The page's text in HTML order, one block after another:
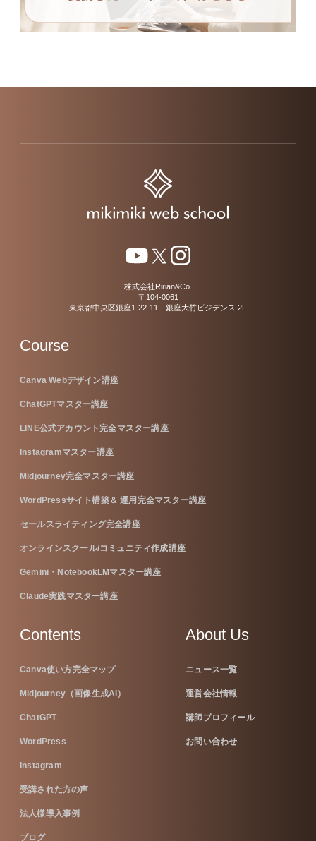
株式会社Ririan&Co.
〒104-0061
東京都中央区銀座1-22-11 銀座大竹ビジデンス 2F
Course
Canva Webデザイン講座
ChatGPTマスター講座
LINE公式アカウント完全マスター講座
Instagramマスター講座
Midjourney完全マスター講座
WordPressサイト構築＆ 運用完全マスター講座
セールスライティング完全講座
オンラインスクール/コミュニティ作成講座
Gemini・NotebookLMマスター講座
Claude実践マスター講座
Contents
Canva使い方完全マップ
Midjourney（画像生成AI）
ChatGPT
WordPress
Instagram
受講された方の声
法人様導入事例
ブログ
About Us
ニュース一覧
運営会社情報
講師プロフィール
お問い合わせ